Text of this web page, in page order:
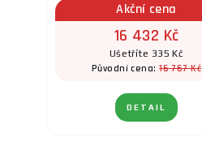
Akční cena
16 432 Kč
Ušetříte 335 Kč
Původní cena:16 767 Kč
DETAIL